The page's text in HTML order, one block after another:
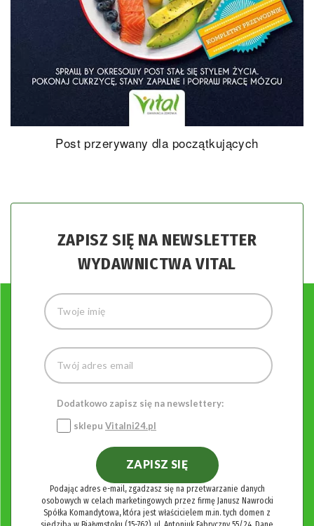
Cukrzycę można wyleczyć – książka kucharska
ZAPISZ SIĘ NA NEWSLETTER
WYDAWNICTWA VITAL
Dodatkowo zapisz się na newslettery:
sklepu Vitalni24.pl
ZAPISZ SIĘ
Podając adres e-mail, zgadzasz się na przetwarzanie danych
osobowych w celach marketingowych przez firmę Janusz Nawrocki
Spółka Komandytowa, która jest właścicielem m.in. tych domen z